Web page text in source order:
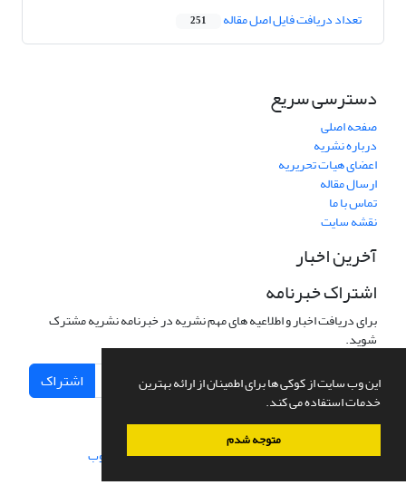
این وب سایت از کوکی ها برای اطمینان از ارائه بهترین
خدمات استفاده می کند.
متوجه شدم
تعداد دریافت فایل اصل مقاله 251
دسترسی سریع
صفحه اصلی
درباره نشریه
اعضای هیات تحریریه
ارسال مقاله
تماس با ما
نقشه سایت
آخرین اخبار
اشتراک خبرنامه
برای دریافت اخبار و اطلاعیه های مهم نشریه در خبرنامه نشریه مشترک
شوید.
اشتراک
سامانه مدیریت نشریات علمی.طراحی و پیاده سازی از سیناوب